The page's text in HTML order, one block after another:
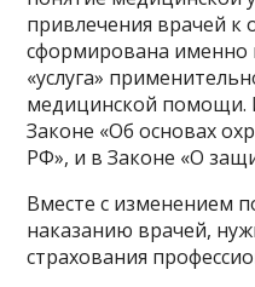
привлечения врачей к
сформирована именно
«услуга»
медицинской помощи.
Законе «Об основах
РФ», и в Законе «О
Вместе с изменением
наказанию врачей,
страхования